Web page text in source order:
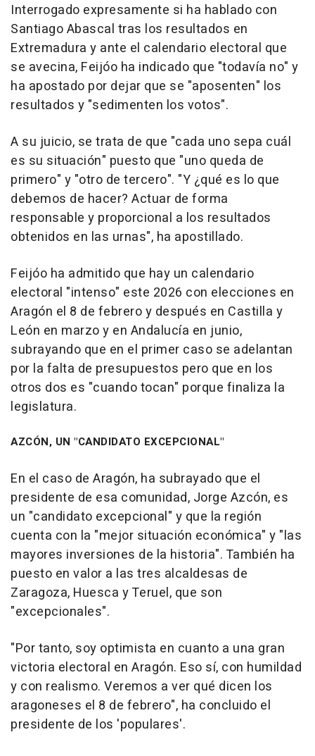
Interrogado expresamente si ha hablado con
Santiago Abascal tras los resultados en
Extremadura y ante el calendario electoral que
se avecina, Feijóo ha indicado que "todavía no" y
ha apostado por dejar que se "aposenten" los
resultados y "sedimenten los votos".
A su juicio, se trata de que "cada uno sepa cuál
es su situación" puesto que "uno queda de
primero" y "otro de tercero". "Y ¿qué es lo que
debemos de hacer? Actuar de forma
responsable y proporcional a los resultados
obtenidos en las urnas", ha apostillado.
Feijóo ha admitido que hay un calendario
electoral "intenso" este 2026 con elecciones en
Aragón el 8 de febrero y después en Castilla y
León en marzo y en Andalucía en junio,
subrayando que en el primer caso se adelantan
por la falta de presupuestos pero que en los
otros dos es "cuando tocan" porque finaliza la
legislatura.
AZCÓN, UN "CANDIDATO EXCEPCIONAL"
En el caso de Aragón, ha subrayado que el
presidente de esa comunidad, Jorge Azcón, es
un "candidato excepcional" y que la región
cuenta con la "mejor situación económica" y "las
mayores inversiones de la historia". También ha
puesto en valor a las tres alcaldesas de
Zaragoza, Huesca y Teruel, que son
"excepcionales".
"Por tanto, soy optimista en cuanto a una gran
victoria electoral en Aragón. Eso sí, con humildad
y con realismo. Veremos a ver qué dicen los
aragoneses el 8 de febrero", ha concluido el
presidente de los 'populares'.